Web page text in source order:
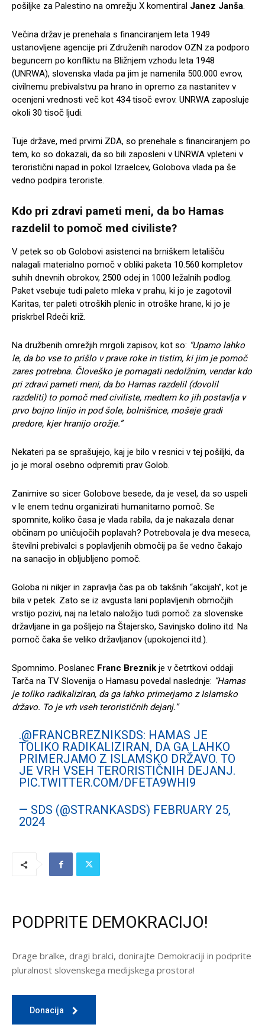
pošiljke za Palestino na omrežju X komentiral Janez Janša.
Večina držav je prenehala s financiranjem leta 1949
ustanovljene agencije pri Združenih narodov OZN za podporo
beguncem po konfliktu na Bližnjem vzhodu leta 1948
(UNRWA), slovenska vlada pa jim je namenila 500.000 evrov,
civilnemu prebivalstvu pa hrano in opremo za nastanitev v
ocenjeni vrednosti več kot 434 tisoč evrov. UNRWA zaposluje
okoli 30 tisoč ljudi.
Tuje države, med prvimi ZDA, so prenehale s financiranjem po
tem, ko so dokazali, da so bili zaposleni v UNRWA vpleteni v
teroristični napad in pokol Izraelcev, Golobova vlada pa še
vedno podpira teroriste.
Kdo pri zdravi pameti meni, da bo Hamas
razdelil to pomoč med civiliste?
V petek so ob Golobovi asistenci na brniškem letališču
nalagali materialno pomoč v obliki paketa 10.560 kompletov
suhih dnevnih obrokov, 2500 odej in 1000 ležalnih podlog.
Paket vsebuje tudi paleto mleka v prahu, ki jo je zagotovil
Karitas, ter paleti otroških plenic in otroške hrane, ki jo je
priskrbel Rdeči križ.
Na družbenih omrežjih mrgoli zapisov, kot so: “Upamo lahko
le, da bo vse to prišlo v prave roke in tistim, ki jim je pomoč
zares potrebna. Človeško je pomagati nedolžnim, vendar kdo
pri zdravi pameti meni, da bo Hamas razdelil (dovolil
razdeliti) to pomoč med civiliste, medtem ko jih postavlja v
prvo bojno linijo in pod šole, bolnišnice, mošeje gradi
predore, kjer hranijo orožje.”
Nekateri pa se sprašujejo, kaj je bilo v resnici v tej pošiljki, da
jo je moral osebno odpremiti prav Golob.
Zanimive so sicer Golobove besede, da je vesel, da so uspeli
v le enem tednu organizirati humanitarno pomoč. Se
spomnite, koliko časa je vlada rabila, da je nakazala denar
občinam po uničujočih poplavah? Potrebovala je dva meseca,
številni prebivalci s poplavljenih območij pa še vedno čakajo
na sanacijo in obljubljeno pomoč.
Goloba ni nikjer in zapravlja čas pa ob takšnih “akcijah”, kot je
bila v petek. Zato se iz avgusta lani poplavljenih območjih
vrstijo pozivi, naj na letalo naložijo tudi pomoč za slovenske
državljane in ga pošljejo na Štajersko, Savinjsko dolino itd. Na
pomoč čaka še veliko državljanov (upokojenci itd.).
Spomnimo. Poslanec Franc Breznik je v četrtkovi oddaji
Tarča na TV Slovenija o Hamasu povedal naslednje: “Hamas
je toliko radikaliziran, da ga lahko primerjamo z Islamsko
državo. To je vrh vseh terorističnih dejanj.”
.@FRANCBREZNIKSDS: HAMAS JE
TOLIKO RADIKALIZIRAN, DA GA LAHKO
PRIMERJAMO Z ISLAMSKO DRŽAVO. TO
JE VRH VSEH TERORISTIČNIH DEJANJ.
PIC.TWITTER.COM/DFETA9WHI9
— SDS (@STRANKASDS) FEBRUARY 25,
2024
PODPRITE DEMOKRACIJO!
Drage bralke, dragi bralci, donirajte Demokraciji in podprite
pluralnost slovenskega medijskega prostora!
Donacija